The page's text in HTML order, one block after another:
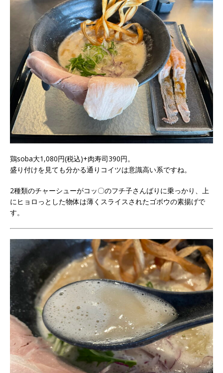
鶏soba大1,080円(税込)+肉寿司390円。
盛り付けを見ても分かる通りコイツは意識高い系ですね。
2種類のチャーシューがコッ〇のフチ子さんばりに乗っかり、上
にヒョロっとした物体は薄くスライスされたゴボウの素揚げで
す。